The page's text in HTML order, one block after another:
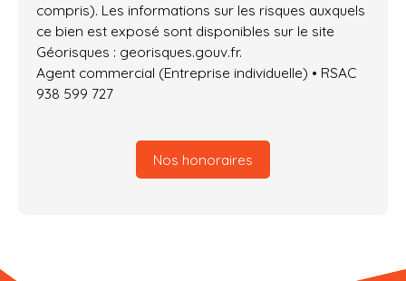
compris). Les informations sur les risques auxquels
ce bien est exposé sont disponibles sur le site
Géorisques : georisques.gouv.fr.
Agent commercial (Entreprise individuelle) • RSAC
938 599 727
Nos honoraires